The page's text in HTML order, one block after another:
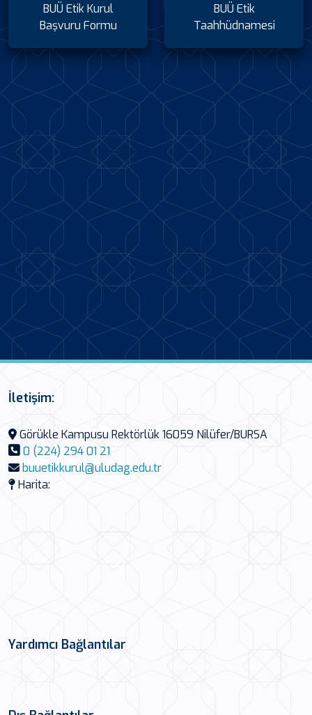
BUÜ Etik Kurul
Başvuru Formu
BUÜ Etik
Taahhüdnamesi
İletişim:
Görükle Kampusu Rektörlük 16059 Nilüfer/BURSA
0 (224) 294 01 21
buuetikkurul@uludag.edu.tr
Harita:
Yardımcı Bağlantılar